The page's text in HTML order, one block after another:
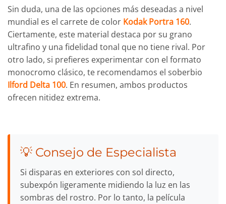
Sin duda, una de las opciones más deseadas a nivel
mundial es el carrete de color Kodak Portra 160.
Ciertamente, este material destaca por su grano
ultrafino y una fidelidad tonal que no tiene rival. Por
otro lado, si prefieres experimentar con el formato
monocromo clásico, te recomendamos el soberbio
Ilford Delta 100. En resumen, ambos productos
ofrecen nitidez extrema.
💡 Consejo de Especialista
Si disparas en exteriores con sol directo,
subexpón ligeramente midiendo la luz en las
sombras del rostro. Por lo tanto, la película